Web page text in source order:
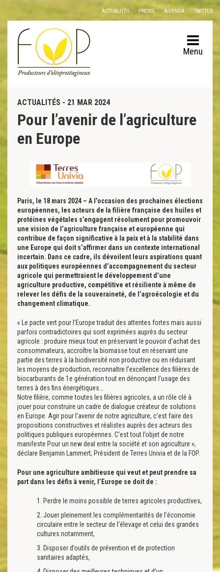
Panneau de gestion des cookies
ACTUALITÉS PRESSE AGENDA TWITTER
Menu
ACTUALITÉS - 21 MAR 2024
Pour l’avenir de l’agriculture
en Europe
Paris, le 18 mars 2024 – A l’occasion des prochaines élections
européennes, les acteurs de la filière française des huiles et
protéines végétales s’engagent résolument pour promouvoir
une vision de l’agriculture française et européenne qui
contribue de façon significative à la paix et à la stabilité dans
une Europe qui doit s’affirmer dans un contexte international
incertain. Dans ce cadre, ils dévoilent leurs aspirations quant
aux politiques européennes d’accompagnement du secteur
agricole qui permettraient le développement d’une
agriculture productive, compétitive et résiliente à même de
relever les défis de la souveraineté, de l’agroécologie et du
changement climatique.
« Le pacte vert pour l’Europe traduit des attentes fortes mais aussi
parfois contradictoires qui sont exprimées auprès du secteur
agricole : produire mieux tout en préservant le pouvoir d’achat des
consommateurs, accroître la biomasse tout en réservant une
partie des terres à la biodiversité non productive ou en réduisant
les moyens de production, reconnaître l’excellence des filières de
biocarburants de 1e génération tout en dénonçant l’usage des
terres à des fins énergétiques…
Notre filière, comme toutes les filières agricoles, a un rôle clé à
jouer pour construire un cadre de dialogue créateur de solutions
en Europe. Agir pour l’avenir de notre agriculture, c’est faire des
propositions constructives et réalistes auprès des acteurs des
politiques publiques européennes. C’est tout l’objet de notre
manifeste Pour un new deal entre la société et son agriculture »,
déclare Benjamin Lammert, Président de Terres Univia et de la FOP.
Pour une agriculture ambitieuse qui veut et peut prendre sa
part dans les défis à venir, l’Europe se doit de :
Perdre le moins possible de terres agricoles productives,
Jouer pleinement les complémentarités de l’économie
circulaire entre le secteur de l’élevage et celui des grandes
cultures notamment,
Disposer d’outils de prévention et de protection
sanitaires adaptés,